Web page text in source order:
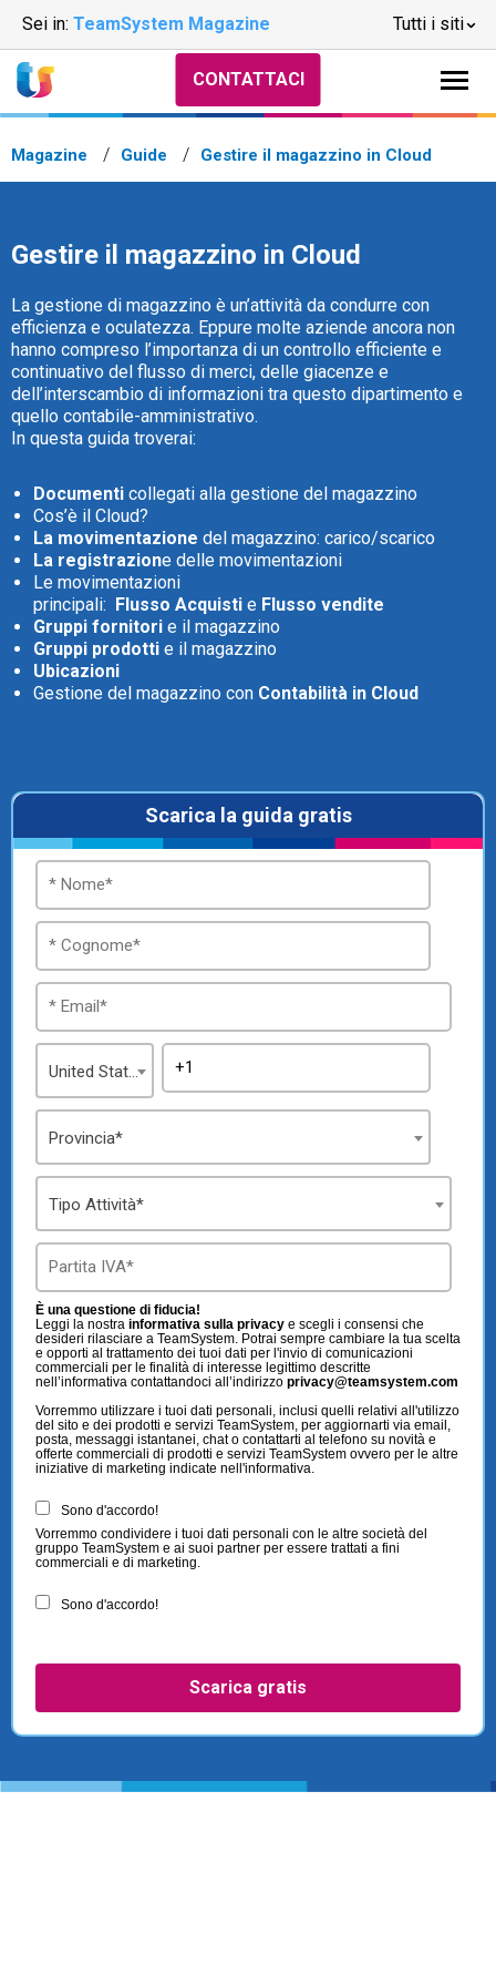
Sei in: TeamSystem Magazine Tutti i siti
CRM
Ecommerce
Financial Solutions
HR
Trust Services
TeamSystem Corporate
TeamSystem Store
CONTATTACI
Magazine Guide Gestire il magazzino in Cloud
Gestire il magazzino in Cloud
La gestione di magazzino è un’attività da condurre con
efficienza e oculatezza. Eppure molte aziende ancora non
hanno compreso l’importanza di un controllo efficiente e
continuativo del flusso di merci, delle giacenze e
dell’interscambio di informazioni tra questo dipartimento e
quello contabile-amministrativo.
In questa guida troverai:
Documenti collegati alla gestione del magazzino
Cos’è il Cloud?
La movimentazione del magazzino: carico/scarico
La registrazione delle movimentazioni
Le movimentazioni
principali: Flusso Acquisti e Flusso vendite
Gruppi fornitori e il magazzino
Gruppi prodotti e il magazzino
Ubicazioni
Gestione del magazzino con Contabilità in Cloud
Scarica la guida gratis
United States
Provincia*
Tipo Attività*
È una questione di fiducia!
Leggi la nostra informativa sulla privacy e scegli i consensi che
desideri rilasciare a TeamSystem. Potrai sempre cambiare la tua scelta
e opporti al trattamento dei tuoi dati per l'invio di comunicazioni
commerciali per le finalità di interesse legittimo descritte
nell’informativa contattandoci all’indirizzo privacy@teamsystem.com
Vorremmo utilizzare i tuoi dati personali, inclusi quelli relativi all'utilizzo
del sito e dei prodotti e servizi TeamSystem, per aggiornarti via email,
posta, messaggi istantanei, chat o contattarti al telefono su novità e
offerte commerciali di prodotti e servizi TeamSystem ovvero per le altre
iniziative di marketing indicate nell'informativa.
Sono d'accordo!
Vorremmo condividere i tuoi dati personali con le altre società del
gruppo TeamSystem e ai suoi partner per essere trattati a fini
commerciali e di marketing.
Sono d'accordo!